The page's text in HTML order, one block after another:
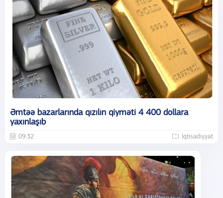
Əmtəə bazarlarında qızılın qiyməti 4 400 dollara
yaxınlaşıb
09:32 İqtisadiyyat